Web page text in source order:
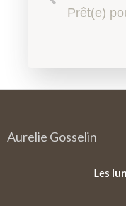
Le
Prêt(e)
Quel
Qu'est-ce
Aurelie Gosselin
Les